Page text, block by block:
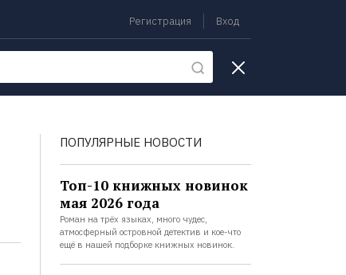
Регистрация Вход
ПОПУЛЯРНЫЕ НОВОСТИ
Топ-10 книжных новинок
мая 2026 года
Роман на трёх языках, много чудес,
атмосферный островной детектив и кое-что
ещё в нашей подборке книжных новинок.